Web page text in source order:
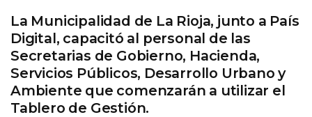
La Municipalidad de La Rioja, junto a País
Digital, capacitó al personal de las
Secretarias de Gobierno, Hacienda,
Servicios Públicos, Desarrollo Urbano y
Ambiente que comenzarán a utilizar el
Tablero de Gestión.